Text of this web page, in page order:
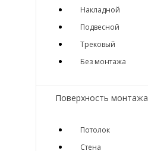
Накладной
Подвесной
Трековый
Без монтажа
Поверхность монтажа
Потолок
Стена